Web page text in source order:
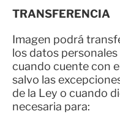
TRANSFERENCIA
Imagen podrá
los datos
cuando cuente con
salvo las
de la Ley o cuando
necesaria para: